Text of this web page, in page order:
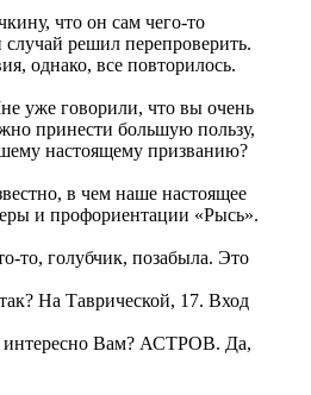
что он сам чего-то
случай решил перепроверить.
однако, все повторилось.
говорили, что вы очень
принести большую пользу,
настоящему призванию?
в чем наше настоящее
и профориентации «Рысь».
голубчик, позабыла. Это
На Таврической, 17. Вход
Вам? АСТРОВ. Да,